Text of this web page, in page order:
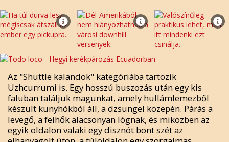
Az "Shuttle kalandok" kategóriába tartozik
Uzhcurrumi is. Egy hosszú buszozás után egy kis
faluban találjuk magunkat, amely hullámlemezből
készült kunyhókból áll, a dzsungel közepén. Párás a
levegő, a felhők alacsonyan lógnak, és miközben az
egyik oldalon valaki egy disznót bont szét az